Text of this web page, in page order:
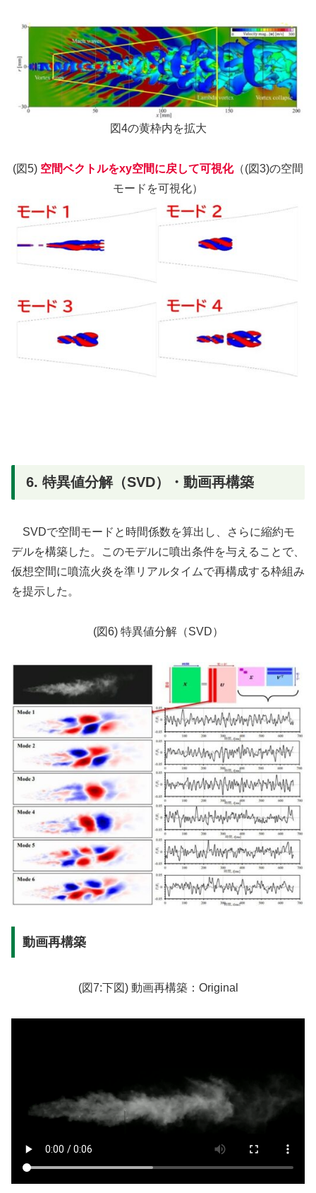
図4の黄枠内を拡大
(図5) 空間ベクトルをxy空間に戻して可視化（(図3)の空間
モードを可視化）
6. 特異値分解（SVD）・動画再構築
SVDで空間モードと時間係数を算出し、さらに縮約モ
デルを構築した。このモデルに噴出条件を与えることで、
仮想空間に噴流火炎を準リアルタイムで再構成する枠組み
を提示した。
(図6) 特異値分解（SVD）
動画再構築
(図7:下図) 動画再構築：Original